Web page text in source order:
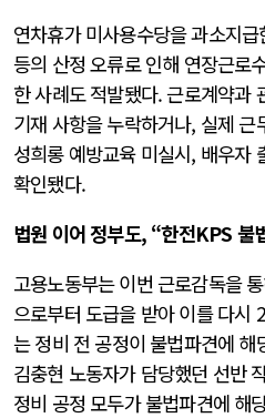
연차휴가 미사용수당을 과소지
등의 산정 오류로 인해 연장근로
한 사례도 적발됐다. 근로계약과
기재 사항을 누락하거나, 실제
성희롱 예방교육 미실시, 배우자
확인됐다.
법원 이어 정부도, “한전KPS 불
고용노동부는 이번 근로감독을
으로부터 도급을 받아 이를 다시
는 정비 전 공정이 불법파견에
김충현 노동자가 담당했던 선반
정비 공정 모두가 불법파견에 해